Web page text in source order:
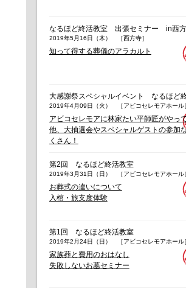
なるほど終活教室 出張セミナー in西
2019年5月16日（木） ［西方寺］
知って得する葬儀のアラカルト
大感謝祭スペシャルイベント なるほど
2019年4月09日（火） ［アビコセレモアホール
アビコセレモアに林家たい平師匠がやっ
他、大抽選会やスペシャルゲストの参加
くさん！
第2回 なるほど終活教室
2019年3月31日（日） ［アビコセレモアホール
お葬式の違いについて
入棺・旅支度体験
第1回 なるほど終活教室
2019年2月24日（日） ［アビコセレモアホール
家族葬と費用のおはなし
失敗しないお墓セミナー